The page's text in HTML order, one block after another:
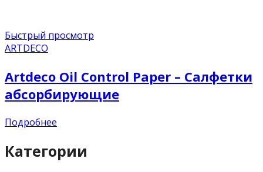
Быстрый просмотр
ARTDECO
Artdeco Oil Control Paper – Салфетки
абсорбирующие
Подробнее
Категории